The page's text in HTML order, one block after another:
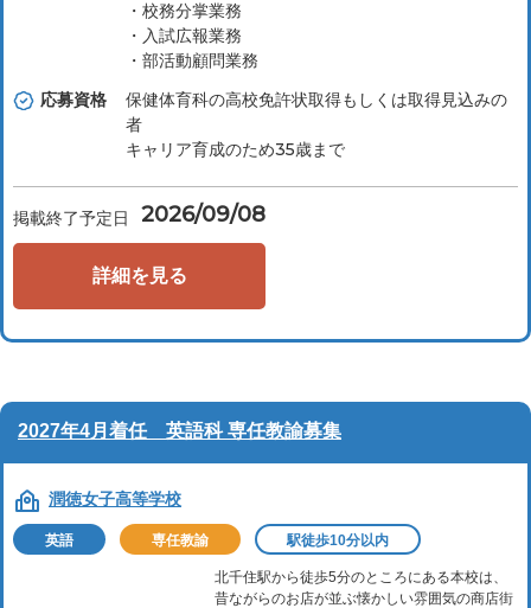
・校務分掌業務
・入試広報業務
・部活動顧問業務
応募資格
保健体育科の高校免許状取得もしくは取得見込みの
者
キャリア育成のため35歳まで
掲載終了予定日 2026/09/08
詳細を見る
2027年4月着任 英語科 専任教諭募集
潤徳女子高等学校
英語 専任教諭 駅徒歩10分以内
北千住駅から徒歩5分のところにある本校は、
昔ながらのお店が並ぶ懐かしい雰囲気の商店街